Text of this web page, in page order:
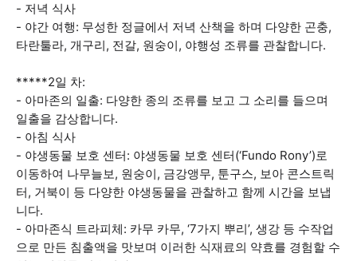
- 저녁 식사
- 야간 여행: 무성한 정글에서 저녁 산책을 하며 다양한 곤충,
타란툴라, 개구리, 전갈, 원숭이, 야행성 조류를 관찰합니다.
*****2일 차:
- 아마존의 일출: 다양한 종의 조류를 보고 그 소리를 들으며
일출을 감상합니다.
- 아침 식사
- 야생동물 보호 센터: 야생동물 보호 센터(‘Fundo Rony’)로
이동하여 나무늘보, 원숭이, 금강앵무, 툰구스, 보아 콘스트릭
터, 거북이 등 다양한 야생동물을 관찰하고 함께 시간을 보냅
니다.
- 아마존식 트라피체: 카무 카무, ‘7가지 뿌리’, 생강 등 수작업
으로 만든 침출액을 맛보며 이러한 식재료의 약효를 경험할 수